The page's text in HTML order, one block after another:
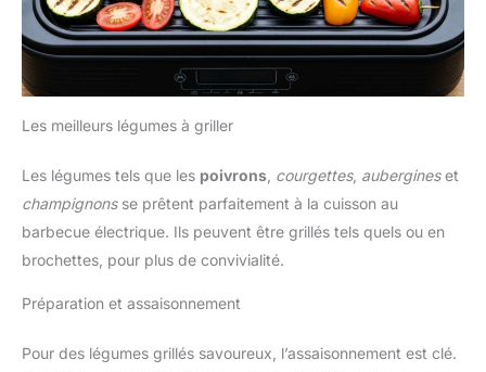
Les meilleurs légumes à griller
Les légumes tels que les poivrons courgettes, aubergineset
champignonsse prêtent parfaitement à la cuisson au
barbecue électrique. Ils peuvent être grillés tels quels ou en
brochettes, pour plus de convivialité.
Préparation et assaisonnement
Pour des légumes grillés savoureux, l’assaisonnement est clé.